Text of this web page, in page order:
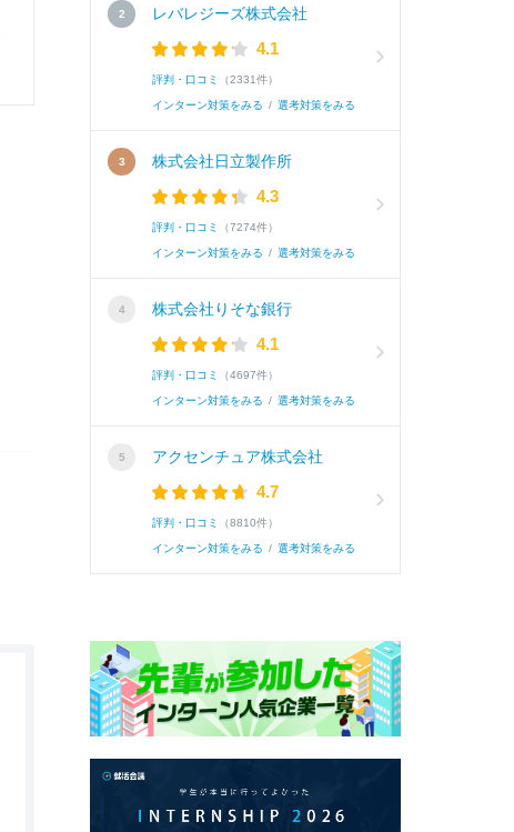
0
レバレジーズ株式会社
4.1
評判・口コミ （2331件）
インターン対策をみる / 選考対策をみる
株式会社日立製作所
4.3
評判・口コミ （7274件）
インターン対策をみる / 選考対策をみる
株式会社りそな銀行
4.1
評判・口コミ （4697件）
インターン対策をみる / 選考対策をみる
アクセンチュア株式会社
4.7
評判・口コミ （8810件）
インターン対策をみる / 選考対策をみる